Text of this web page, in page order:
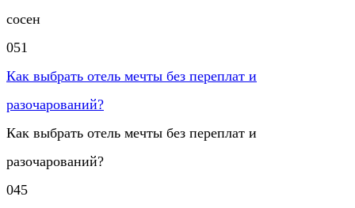
сосен
051
Как выбрать отель мечты без переплат и
разочарований?
Как выбрать отель мечты без переплат и
разочарований?
045